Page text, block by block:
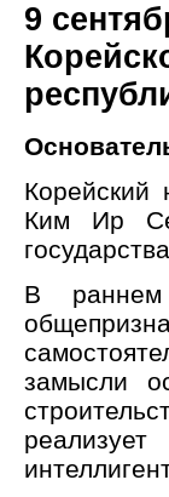
9
Корейский
Ким Ир
В
замысли